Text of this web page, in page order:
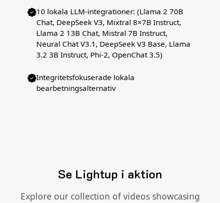
10 lokala LLM-integrationer: (Llama 2 70B
Chat, DeepSeek V3, Mixtral 8×7B Instruct,
Llama 2 13B Chat, Mistral 7B Instruct,
Neural Chat V3.1, DeepSeek V3 Base, Llama
3.2 3B Instruct, Phi-2, OpenChat 3.5)
Integritetsfokuserade lokala
bearbetningsalternativ
Se Lightup i aktion
Explore our collection of videos showcasing